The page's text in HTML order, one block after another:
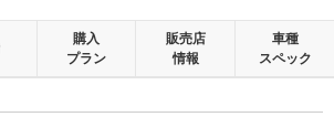
やヘコミなどがほぼない、とても綺麗な状態で
購入
プラン
販売店
情報
車種
スペック